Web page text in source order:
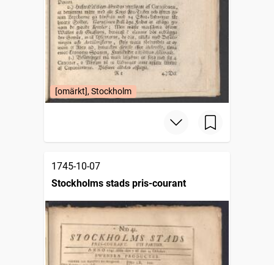
[omärkt], Stockholm
1745-10-07
Stockholms stads pris-courant